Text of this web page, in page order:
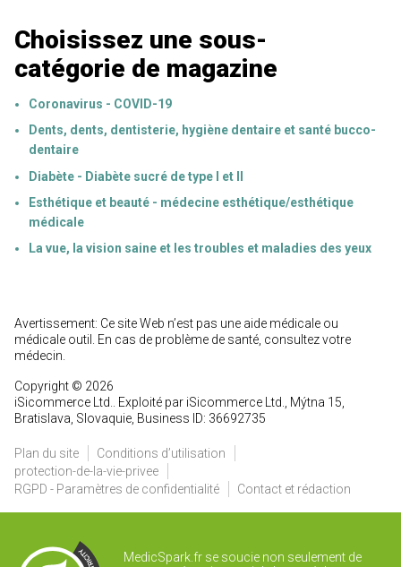
Choisissez une sous-
catégorie de magazine
Coronavirus - COVID-19
Dents, dents, dentisterie, hygiène dentaire et santé bucco-
dentaire
Diabète - Diabète sucré de type I et II
Esthétique et beauté - médecine esthétique/esthétique
médicale
La vue, la vision saine et les troubles et maladies des yeux
Avertissement: Ce site Web n’est pas une aide médicale ou
médicale outil. En cas de problème de santé, consultez votre
médecin.
Copyright © 2026
iSicommerce Ltd.. Exploité par iSicommerce Ltd., Mýtna 15,
Bratislava, Slovaquie, Business ID: 36692735
Plan du site
Conditions d’utilisation
protection-de-la-vie-privee
RGPD - Paramètres de confidentialité
Contact et rédaction
MedicSpark.fr se soucie non seulement de